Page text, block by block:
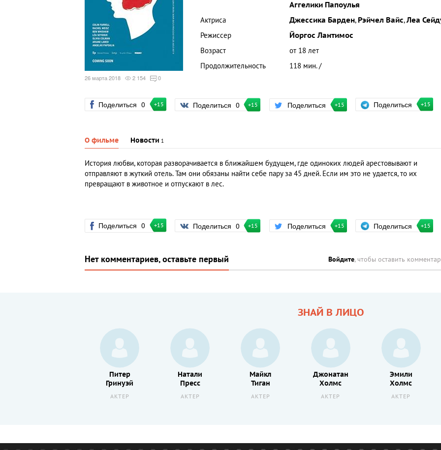
26 марта 2018 2 154 0
Аггелики Папоулья
Актриса
Джессика Барден, Рэйчел Вайс,Леа
Режиссер
Йоргос Лантимос
Возраст
от 18 лет
Продолжительность
118 мин. /
Поделиться 0 +15 Поделиться 0 +15 Поделиться +15 Поделиться +15
О фильме Новости 1
История любви, которая разворачивается в ближайшем будущем, где одиноких людей арестовывают и
отправляют в жуткий отель. Там они обязаны найти себе пару за 45 дней. Если им это не удается, то их
превращают в животное и отпускают в лес.
Поделиться 0 +15 Поделиться 0 +15 Поделиться +15 Поделиться +15
Нет комментариев, оставьте первый Войдите, чтобы оставить
ЗНАЙ В ЛИЦО
Питер
Гринуэй
АКТЕР
Натали
Пресс
АКТЕР
Майкл
Тиган
АКТЕР
Джонатан
Холмс
АКТЕР
Эмили
Холмс
АКТЕР